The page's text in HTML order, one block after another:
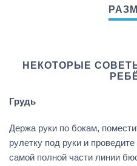
НЕКОТОРЫЕ
Грудь
Держа руки по бокам,
рулетку под руки и проведите
самой полной части линии